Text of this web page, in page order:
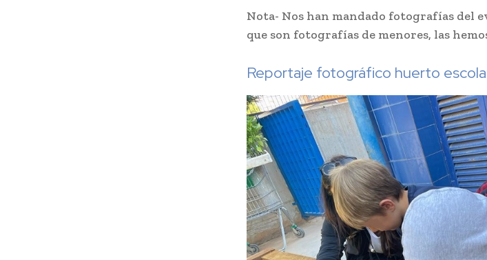
Nota- Nos han mandado fotografías del
que son fotografías de menores, las
Reportaje fotográfico huerto